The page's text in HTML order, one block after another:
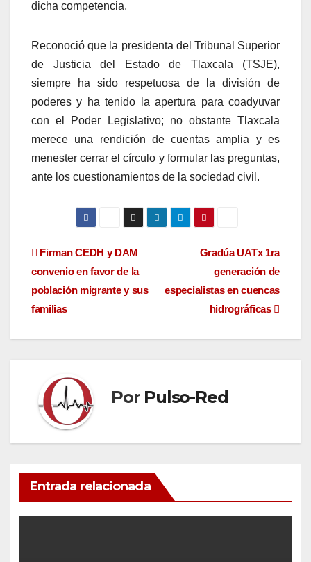
dicha competencia.
Reconoció que la presidenta del Tribunal Superior
de Justicia del Estado de Tlaxcala (TSJE),
siempre ha sido respetuosa de la división de
poderes y ha tenido la apertura para coadyuvar
con el Poder Legislativo; no obstante Tlaxcala
merece una rendición de cuentas amplia y es
menester cerrar el círculo y formular las preguntas,
ante los cuestionamientos de la sociedad civil.
Navegación
de
entradas
Gradúa UATx 1ra
generación de
especialistas en cuencas
hidrográficas
Firman CEDH y DAM
convenio en favor de la
población migrante y sus
familias
Por Pulso-Red
Entrada relacionada